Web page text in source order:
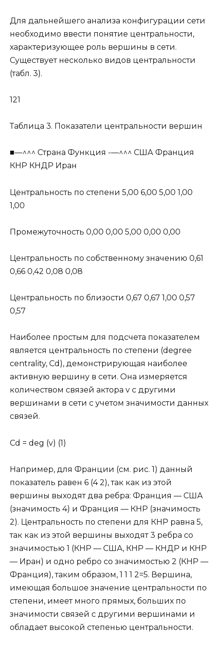
Для дальнейшего анализа конфигурации сети
необходимо ввести понятие центральности,
характеризующее роль вершины в сети.
Существует несколько видов центральности
(табл. 3).
121
Таблица 3. Показатели центральности вершин
■—^^^ Страна Функция -—^^^ США Франция
КНР КНДР Иран
Центральность по степени 5,00 6,00 5,00 1,00
1,00
Промежуточность 0,00 0,00 5,00 0,00 0,00
Центральность по собственному значению 0,61
0,66 0,42 0,08 0,08
Центральность по близости 0,67 0,67 1,00 0,57
0,57
Наиболее простым для подсчета показателем
является центральность по степени (degree
centrality, Cd), демонстрирующая наиболее
активную вершину в сети. Она измеряется
количеством связей актора v с другими
вершинами в сети с учетом значимости данных
связей.
Cd = deg (v) (1)
Например, для Франции (см. рис. 1) данный
показатель равен 6 (4 2), так как из этой
вершины выходят два ребра: Франция — США
(значимость 4) и Франция — КНР (значимость
2). Центральность по степени для КНР равна 5,
так как из этой вершины выходят 3 ребра со
значимостью 1 (КНР — США, КНР — КНДР и КНР
— Иран) и одно ребро со значимостью 2 (КНР —
Франция), таким образом, 1 1 1 2=5. Вершина,
имеющая большое значение центральности по
степени, имеет много прямых, больших по
значимости связей с другими вершинами и
обладает высокой степенью центральности.